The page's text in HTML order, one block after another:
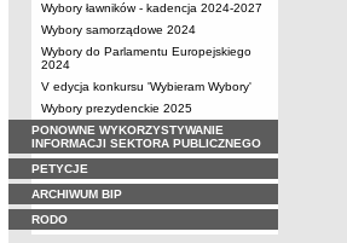
Wybory ławników - kadencja 2024-2027
Wybory samorządowe 2024
Wybory do Parlamentu Europejskiego
2024
V edycja konkursu 'Wybieram Wybory'
Wybory prezydenckie 2025
PONOWNE WYKORZYSTYWANIE
INFORMACJI SEKTORA PUBLICZNEGO
PETYCJE
ARCHIWUM BIP
RODO